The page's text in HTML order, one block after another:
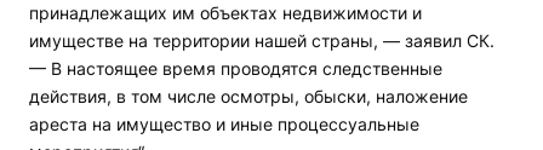
принадлежащих им объектах недвижимости и
имуществе на территории нашей страны, — заявил СК.
— В настоящее время проводятся следственные
действия, в том числе осмотры, обыски, наложение
ареста на имущество и иные процессуальные